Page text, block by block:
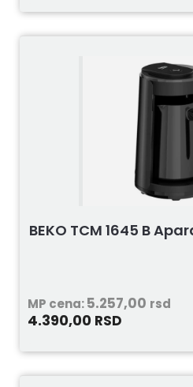
BEKO TCM 1645 B
MP cena:5.257,00 rsd
4.390,00 RSD